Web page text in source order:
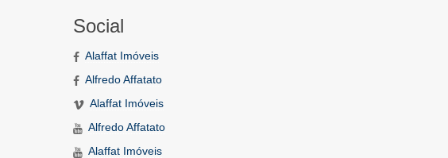
Social
Alaffat Imóveis
Alfredo Affatato
Alaffat Imóveis
Alfredo Affatato
Alaffat Imóveis